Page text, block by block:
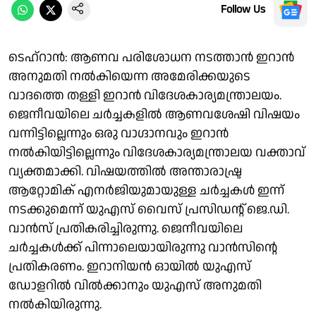
Follow Us
ടെഹ്റാൻ: ആണവ പരിശോധന നടത്താൻ ഇറാൻ
അനുമതി നൽകിയെന്ന അമേരിക്കയുടെ
വാദത്തെ തള്ളി ഇറാൻ വിദേശകാര്യമന്ത്രാലയം.
ജെനീവയിലെ ചർച്ചകളിൽ ആണവശേഷി വിഷയം
വന്നിട്ടില്ലെന്നും ഒരു വാഗ്ദാനവും ഇറാൻ
നൽകിയിട്ടില്ലെന്നും വിദേശകാര്യമന്ത്രാലയ വക്താവ്
വ്യക്തമാക്കി. വിഷയത്തിൽ അന്താരാഷ്ട്ര
ആറ്റോമിക് എനർജിയുമായുള്ള ചർച്ചകൾ ഇന്ന്
നടക്കുമെന്ന് യുഎസ് വൈസ് പ്രസിഡന്റ് ജെ.ഡി.
വാൻസ് പ്രതികരിച്ചിരുന്നു. ജെനീവയിലെ
ചർച്ചകൾക്ക് പിന്നാലെയായിരുന്നു വാൻസിന്റെ
പ്രതികരണം. ഇറാനിയൻ ഓയിൽ യുഎസ്
ഡോളറിൽ വിൽക്കാനും യുഎസ് അനുമതി
നൽകിയിരുന്നു.